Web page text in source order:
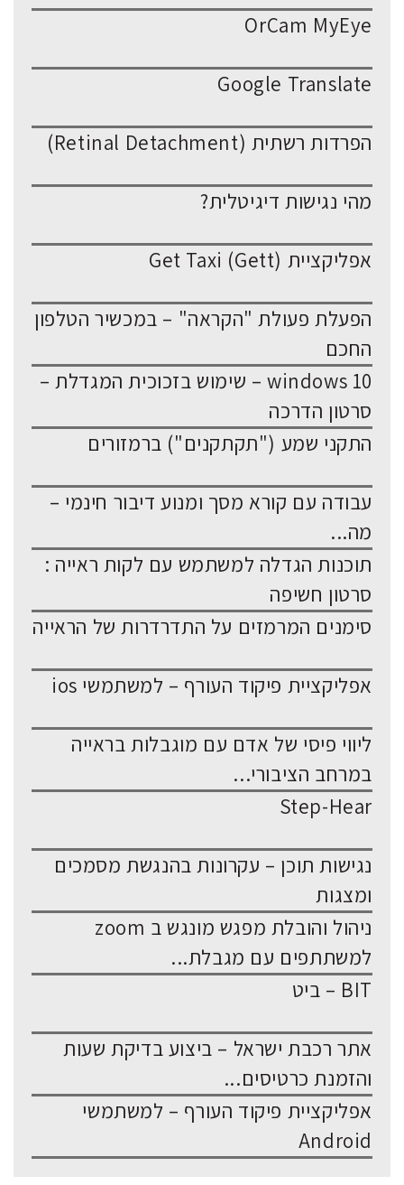
OrCam MyEye
Google Translate
הפרדות רשתית (Retinal Detachment)
מהי נגישות דיגיטלית?
אפליקציית Get Taxi (Gett)
הפעלת פעולת "הקראה" – במכשיר הטלפון
החכם
windows 10 – שימוש בזכוכית המגדלת –
סרטון הדרכה
התקני שמע ("תקתקנים") ברמזורים
עבודה עם קורא מסך ומנוע דיבור חינמי –
מה...
תוכנות הגדלה למשתמש עם לקות ראייה :
סרטון חשיפה
סימנים המרמזים על התדרדרות של הראייה
אפליקציית פיקוד העורף – למשתמשי ios
ליווי פיסי של אדם עם מוגבלות בראייה
במרחב הציבורי...
Step-Hear
נגישות תוכן – עקרונות בהנגשת מסמכים
ומצגות
ניהול והובלת מפגש מונגש ב zoom
למשתתפים עם מגבלת...
BIT – ביט
אתר רכבת ישראל – ביצוע בדיקת שעות
והזמנת כרטיסים...
אפליקציית פיקוד העורף – למשתמשי
Android